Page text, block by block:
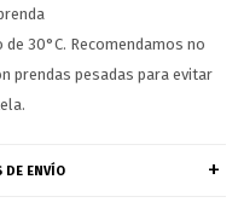
30°C. Recomendamos no
prendas pesadas para evitar
DE ENVÍO